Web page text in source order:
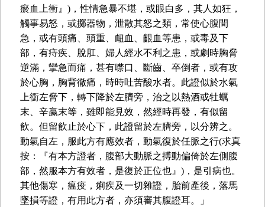
瘀血上衝』)，性情急暴不堪，或眼白多，其人如狂，
觸事易怒，或擲器物，泄散其怒之類，常使心腹間
急，或有頭痛、頭重、衄血、齦血等患，或毒及下
部，有痔疾、脫肛、婦人經水不利之患，或劇時胸脅
逆滿，攣急而痛，甚有噤口、斷齒、卒倒者，或有攻
於心胸，胸背徹痛，時時吐苦酸水者。此證似於水氣
上衝左脅下，轉下降於左臍旁，治之以熱酒或牡蠣
末、辛蠃末等，雖即能見效，然經時再發，有似留
飲。但留飲止於心下，此證留於左臍旁，以分辨之。
動氣自左，服此方有應效者，動氣復於任脈之行(求真
按：『有本方證者，腹部大動脈之搏動偏倚於左側腹
部，然服本方有效者，是復於正位也』)，是引病也。
其他傷寒，瘟疫，痢疾及一切雜證，胎前產後，落馬
墜損等證，有用此方者，亦須審其腹證耳。」